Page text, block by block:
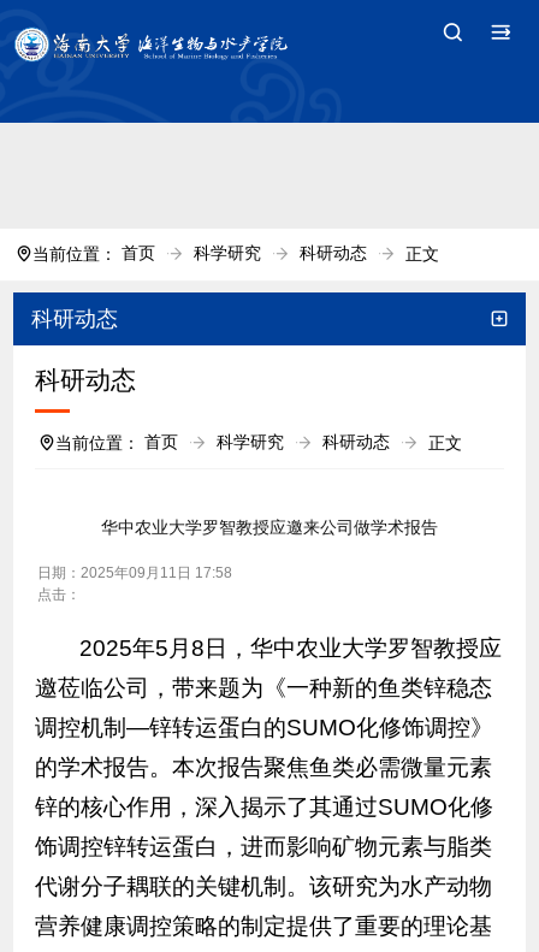
中国·tyc7111cc太阳(集团)官方网站-Branding
当前位置：首页 科学研究 科研动态 正文
科研动态
科研动态
当前位置：首页 科学研究 科研动态 正文
华中农业大学罗智教授应邀来公司做学术报告
日期：2025年09月11日 17:58
点击：
2025年5月8日，华中农业大学罗智教授应
邀莅临公司，带来题为《一种新的鱼类锌稳态
调控机制—锌转运蛋白的SUMO化修饰调控》
的学术报告。本次报告聚焦鱼类必需微量元素
锌的核心作用，深入揭示了其通过SUMO化修
饰调控锌转运蛋白，进而影响矿物元素与脂类
代谢分子耦联的关键机制。该研究为水产动物
营养健康调控策略的制定提供了重要的理论基